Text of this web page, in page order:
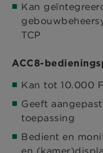
Kan
TCP
ACC8-
Kan tot 10.000
Geeft
toepassing
Bedient en